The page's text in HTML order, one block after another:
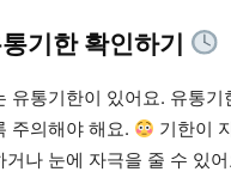
기한 확인하기
유통기한이 있어요. 유통
주의해야 해요.
기한이
거나 눈에 자극을 줄 수 있